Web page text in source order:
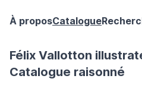
À proposCatalogue
Félix Vallotton
Catalogue raisonné